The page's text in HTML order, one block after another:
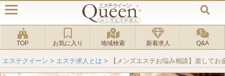
TOP お気に入り 地域検索 新着求人 Q&A
エステクイーン > エステ求人とは > 【メンズエステお悩み相談】楽して